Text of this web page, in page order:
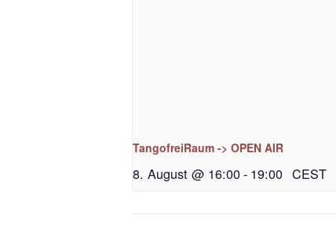
TangofreiRaum -> OPEN AIR
8. August @ 16:00- 19:00 CEST